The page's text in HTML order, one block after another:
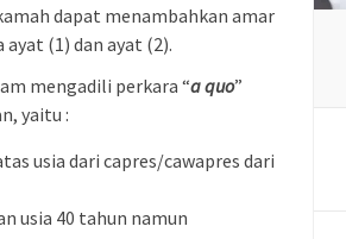
dapat menambahkan amar
(1) dan ayat (2).
mengadili perkara “a quo”
yaitu :
usia dari capres/cawapres dari
usia 40 tahun namun